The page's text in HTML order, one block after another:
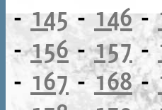
-145-146-
-156-157-
- 167-168-